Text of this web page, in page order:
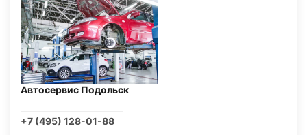
Автосервис Подольск
+7 (495) 128-01-88